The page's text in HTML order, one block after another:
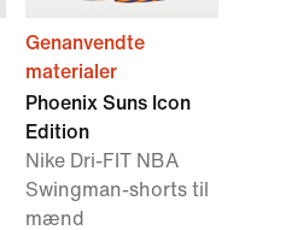
Genanvendte
materialer
Phoenix Suns Icon
Edition
Nike Dri-FIT NBA
Swingman-shorts til
mænd